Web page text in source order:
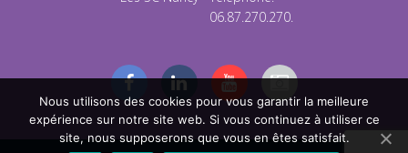
06.87.270.270.
Nous utilisons des cookies pour vous garantir la meilleure
expérience sur notre site web. Si vous continuez à utiliser ce
site, nous supposerons que vous en êtes satisfait.